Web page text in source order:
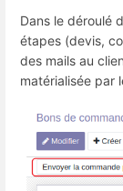
Dans le déroulé
étapes (devis,
des mails au
matérialisée par